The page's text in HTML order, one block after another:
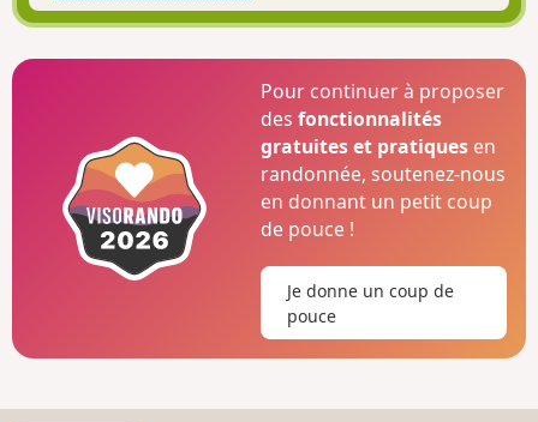
Pour continuer à proposer
desfonctionnalités
gratuites et pratiques en
randonnée, soutenez-nous
en donnant un petit coup
de pouce !
Je donne un coup de
pouce